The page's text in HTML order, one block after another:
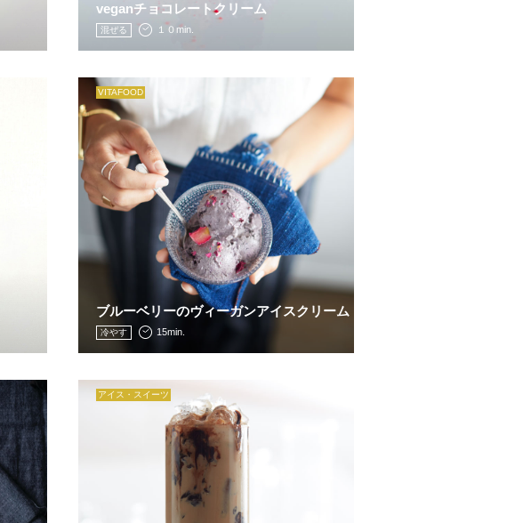
veganチョコレートクリーム
混ぜる １０min.
VITAFOOD
ブルーベリーのヴィーガンアイスクリーム
冷やす 15min.
アイス・スイーツ